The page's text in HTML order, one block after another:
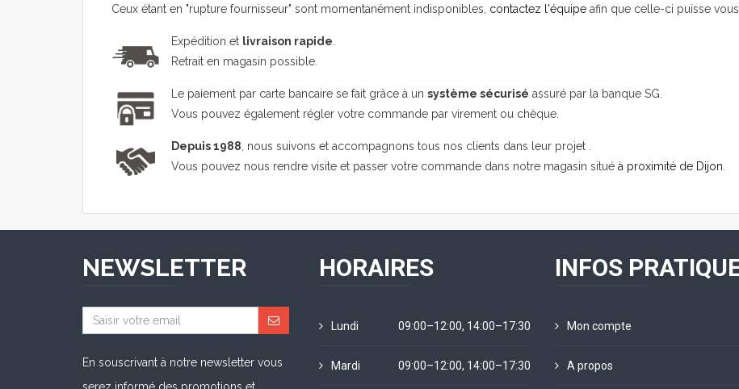
Ceux étant en "rupture fournisseur" sont momentanément indisponibles, contactez l'équipe afin que celle-ci puisse
Expédition et livraison rapide.
Retrait en magasin possible.
Le paiement par carte bancaire se fait grâce à un système sécurisé assuré par la banque SG.
Vous pouvez également régler votre commande par virement ou chèque.
Depuis 1988, nous suivons et accompagnons tous nos clients dans leur projet .
Vous pouvez nous rendre visite et passer votre commande dans notre magasin situé à proximité de Dijon.
NEWSLETTER
En souscrivant à notre newsletter vous
HORAIRES
Lundi 09:00–12:00, 14:00–17:30
Mardi 09:00–12:00, 14:00–17:30
INFOS
Mon compte
A propos